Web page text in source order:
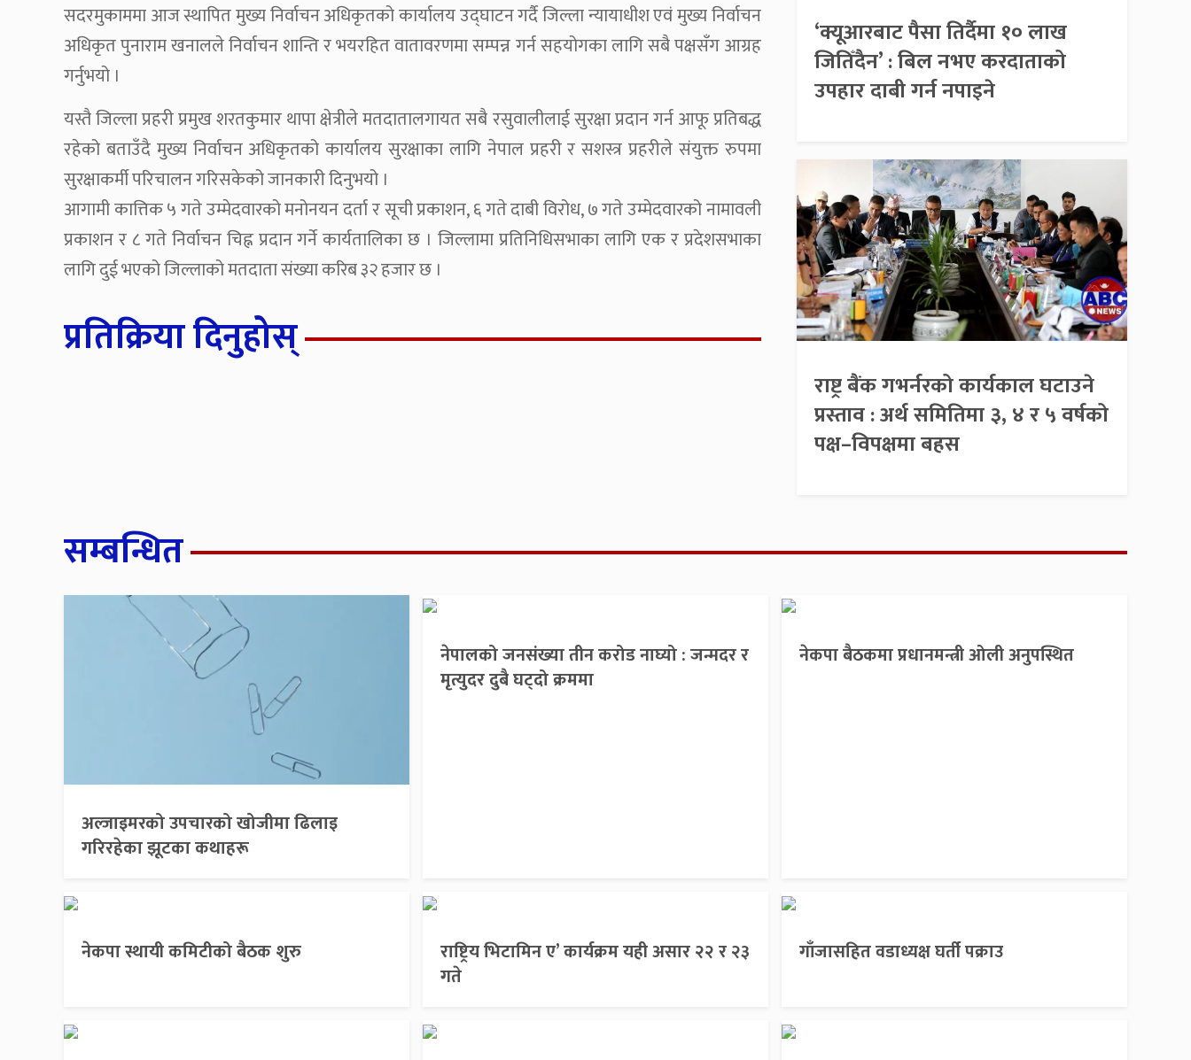
सदरमुकाममा आज स्थापित मुख्य निर्वाचन अधिकृतको कार्यालय उद्घाटन गर्दै जिल्ला न्यायाधीश एवं मुख्य निर्वाचन
अधिकृत पुनाराम खनालले निर्वाचन शान्ति र भयरहित वातावरणमा सम्पन्न गर्न सहयोगका लागि सबै पक्षसँग आग्रह
गर्नुभयो ।
यस्तै जिल्ला प्रहरी प्रमुख शरतकुमार थापा क्षेत्रीले मतदातालगायत सबै रसुवालीलाई सुरक्षा प्रदान गर्न आफू प्रतिबद्ध
रहेको बताउँदै मुख्य निर्वाचन अधिकृतको कार्यालय सुरक्षाका लागि नेपाल प्रहरी र सशस्त्र प्रहरीले संयुक्त रुपमा
सुरक्षाकर्मी परिचालन गरिसकेको जानकारी दिनुभयो ।
आगामी कात्तिक ५ गते उम्मेदवारको मनोनयन दर्ता र सूची प्रकाशन, ६ गते दाबी विरोध, ७ गते उम्मेदवारको नामावली
प्रकाशन र ८ गते निर्वाचन चिह्न प्रदान गर्ने कार्यतालिका छ । जिल्लामा प्रतिनिधिसभाका लागि एक र प्रदेशसभाका
लागि दुई भएको जिल्लाको मतदाता संख्या करिब ३२ हजार छ ।
प्रतिक्रिया दिनुहोस्
‘क्यूआरबाट पैसा तिर्दैमा १० लाख
जितिँदैन’ : बिल नभए करदाताको
उपहार दाबी गर्न नपाइने
राष्ट्र बैंक गभर्नरको कार्यकाल घटाउने
प्रस्ताव : अर्थ समितिमा ३, ४ र ५ वर्षको
पक्ष–विपक्षमा बहस
सम्बन्धित
अल्जाइमरको उपचारको खोजीमा ढिलाइ
गरिरहेका झूटका कथाहरू
नेपालको जनसंख्या तीन करोड नाघ्यो : जन्मदर र
मृत्युदर दुबै घट्दो क्रममा
नेकपा बैठकमा प्रधानमन्त्री ओली अनुपस्थित
नेकपा स्थायी कमिटीको बैठक शुरु
राष्ट्रिय भिटामिन ए’ कार्यक्रम यही असार २२ र २३
गते
गाँजासहित वडाध्यक्ष घर्ती पक्राउ